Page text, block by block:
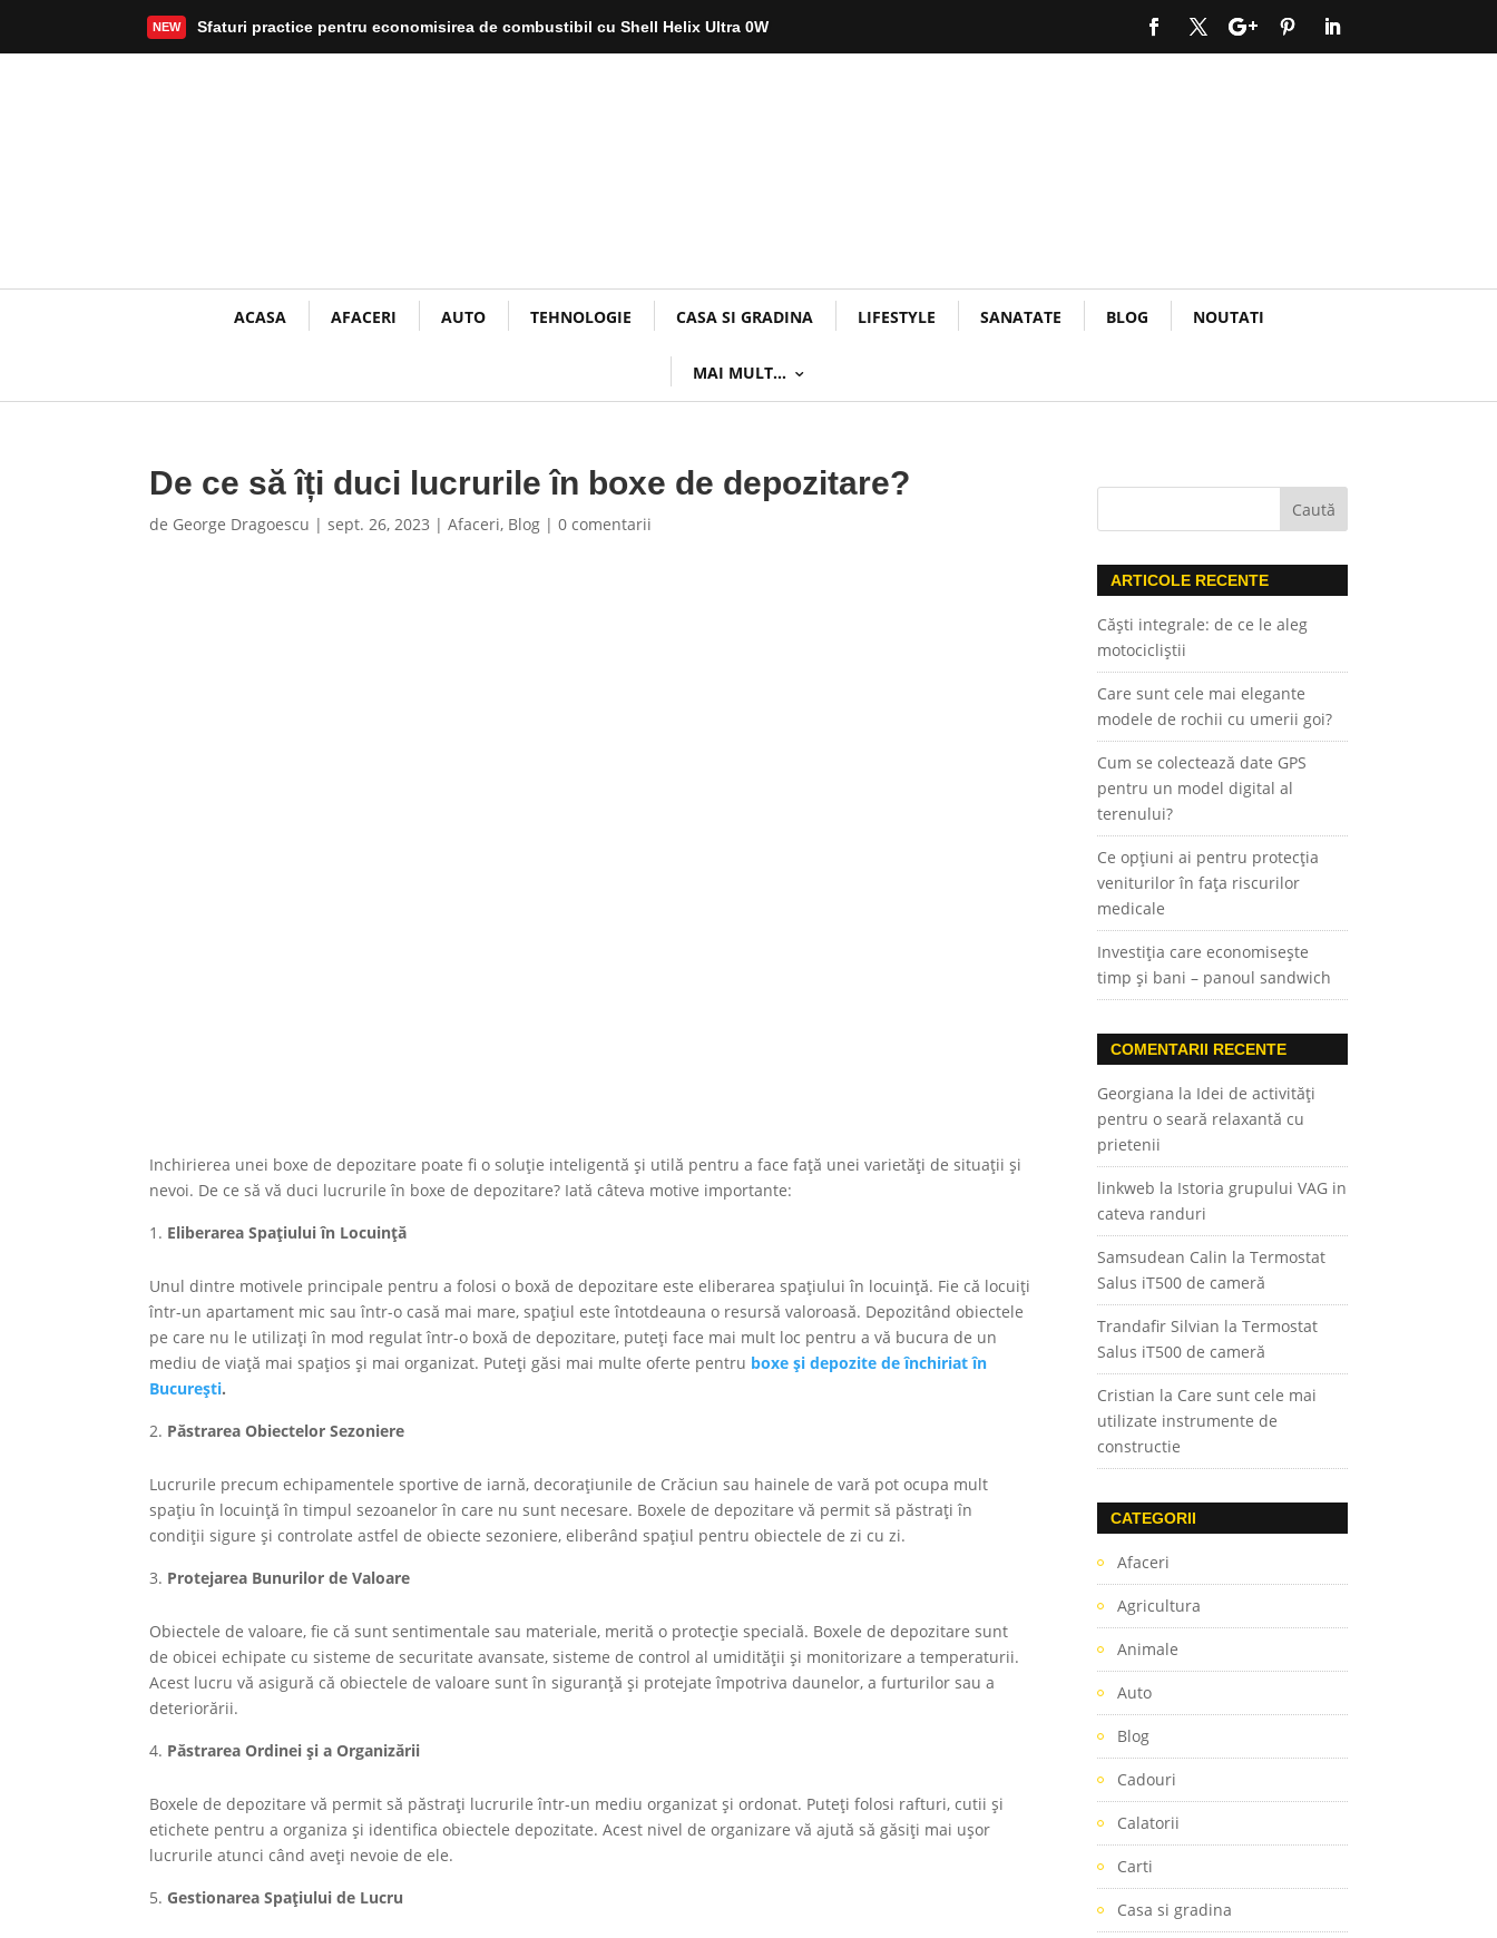
NEW Sfaturi practice pentru economisirea de combustibil cu Shell Helix Ultra 0W
Mai mult
ACASA AFACERI AUTO TEHNOLOGIE CASA SI GRADINA LIFESTYLE SANATATE BLOG NOUTATI
MAI MULT…
De ce să îți duci lucrurile în boxe de depozitare?
de George Dragoescu |sept. 26, 2023 |Afaceri, Blog |0 comentarii
Inchirierea unei boxe de depozitare poate fi o soluție inteligentă și utilă pentru a face față unei varietăți de situații și
nevoi. De ce să vă duci lucrurile în boxe de depozitare? Iată câteva motive importante:
Eliberarea Spațiului în Locuință
Unul dintre motivele principale pentru a folosi o boxă de depozitare este eliberarea spațiului în locuință. Fie că locuiți
într-un apartament mic sau într-o casă mai mare, spațiul este întotdeauna o resursă valoroasă. Depozitând obiectele
pe care nu le utilizați în mod regulat într-o boxă de depozitare, puteți face mai mult loc pentru a vă bucura de un
mediu de viață mai spațios și mai organizat. Puteți găsi mai multe oferte pentru boxe și depozite de închiriat în
București.
Păstrarea Obiectelor Sezoniere
Lucrurile precum echipamentele sportive de iarnă, decorațiunile de Crăciun sau hainele de vară pot ocupa mult
spațiu în locuință în timpul sezoanelor în care nu sunt necesare. Boxele de depozitare vă permit să păstrați în
condiții sigure și controlate astfel de obiecte sezoniere, eliberând spațiul pentru obiectele de zi cu zi.
Protejarea Bunurilor de Valoare
Obiectele de valoare, fie că sunt sentimentale sau materiale, merită o protecție specială. Boxele de depozitare sunt
de obicei echipate cu sisteme de securitate avansate, sisteme de control al umidității și monitorizare a temperaturii.
Acest lucru vă asigură că obiectele de valoare sunt în siguranță și protejate împotriva daunelor, a furturilor sau a
deteriorării.
Păstrarea Ordinei și a Organizării
Boxele de depozitare vă permit să păstrați lucrurile într-un mediu organizat și ordonat. Puteți folosi rafturi, cutii și
etichete pentru a organiza și identifica obiectele depozitate. Acest nivel de organizare vă ajută să găsiți mai ușor
lucrurile atunci când aveți nevoie de ele.
Gestionarea Spațiului de Lucru
ARTICOLE RECENTE
Căști integrale: de ce le aleg
motocicliștii
Care sunt cele mai elegante
modele de rochii cu umerii goi?
Cum se colectează date GPS
pentru un model digital al
terenului?
Ce opțiuni ai pentru protecția
veniturilor în fața riscurilor
medicale
Investiția care economisește
timp și bani – panoul sandwich
COMENTARII RECENTE
Georgiana la Idei de activități
pentru o seară relaxantă cu
prietenii
linkweb la Istoria grupului VAG in
cateva randuri
Samsudean Calin laTermostat
Salus iT500 de cameră
Trandafir Silvian laTermostat
Salus iT500 de cameră
Cristian la Care sunt cele mai
utilizate instrumente de
constructie
CATEGORII
Afaceri
Agricultura
Animale
Auto
Blog
Cadouri
Calatorii
Carti
Casa si gradina